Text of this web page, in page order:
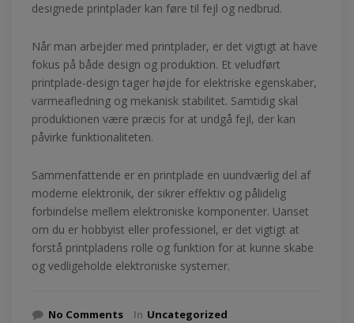
designede printplader kan føre til fejl og nedbrud.
Når man arbejder med printplader, er det vigtigt at have
fokus på både design og produktion. Et veludført
printplade-design tager højde for elektriske egenskaber,
varmeafledning og mekanisk stabilitet. Samtidig skal
produktionen være præcis for at undgå fejl, der kan
påvirke funktionaliteten.
Sammenfattende er en printplade en uundværlig del af
moderne elektronik, der sikrer effektiv og pålidelig
forbindelse mellem elektroniske komponenter. Uanset
om du er hobbyist eller professionel, er det vigtigt at
forstå printpladens rolle og funktion for at kunne skabe
og vedligeholde elektroniske systemer.
No Comments In Uncategorized